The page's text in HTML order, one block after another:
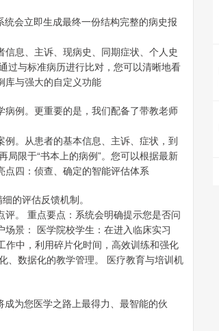
会立即生成最终一份结构完整的病史报
息、主诉、现病史、同期症状、个人史
过与标准病历进行比对，您可以清晰地看
库与强大的自定义功能
例。更重要的是，我们配备了带教老师
。从患者的基本信息、主诉、症状，到
限于“书本上的病例”。您可以根据最新
点四：侦查、确定的智能评估体系
的评估反馈机制。
。 重点要点：系统会明确提示您是否问
景： 医学院校学生：在进入临床实习
作中，利用碎片化时间，高效训练和强化
、数据化的教学管理。 医疗教育与培训机
为您医学之路上最得力、最智能的伙